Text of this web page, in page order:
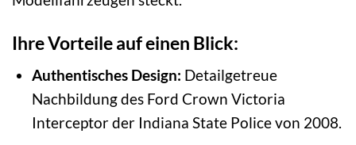
Ihre Vorteile auf einen Blick:
Authentisches Design: Detailgetreue
Nachbildung des Ford Crown Victoria
Interceptor der Indiana State Police von 2008.